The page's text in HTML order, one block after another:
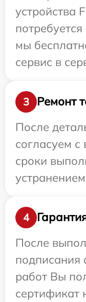
устройства
мы
сервис в
3
Ремонт
После
согласуем с
сроки
4
После
подписания
работ Вы
сертификат